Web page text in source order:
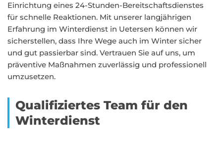
Einrichtung eines 24-Stunden-Bereitschaftsdienstes
für schnelle Reaktionen. Mit unserer langjährigen
Erfahrung im Winterdienst in Uetersen können wir
sicherstellen, dass Ihre Wege auch im Winter sicher
und gut passierbar sind. Vertrauen Sie auf uns, um
präventive Maßnahmen zuverlässig und professionell
umzusetzen.
Qualifiziertes Team für den
Winterdienst